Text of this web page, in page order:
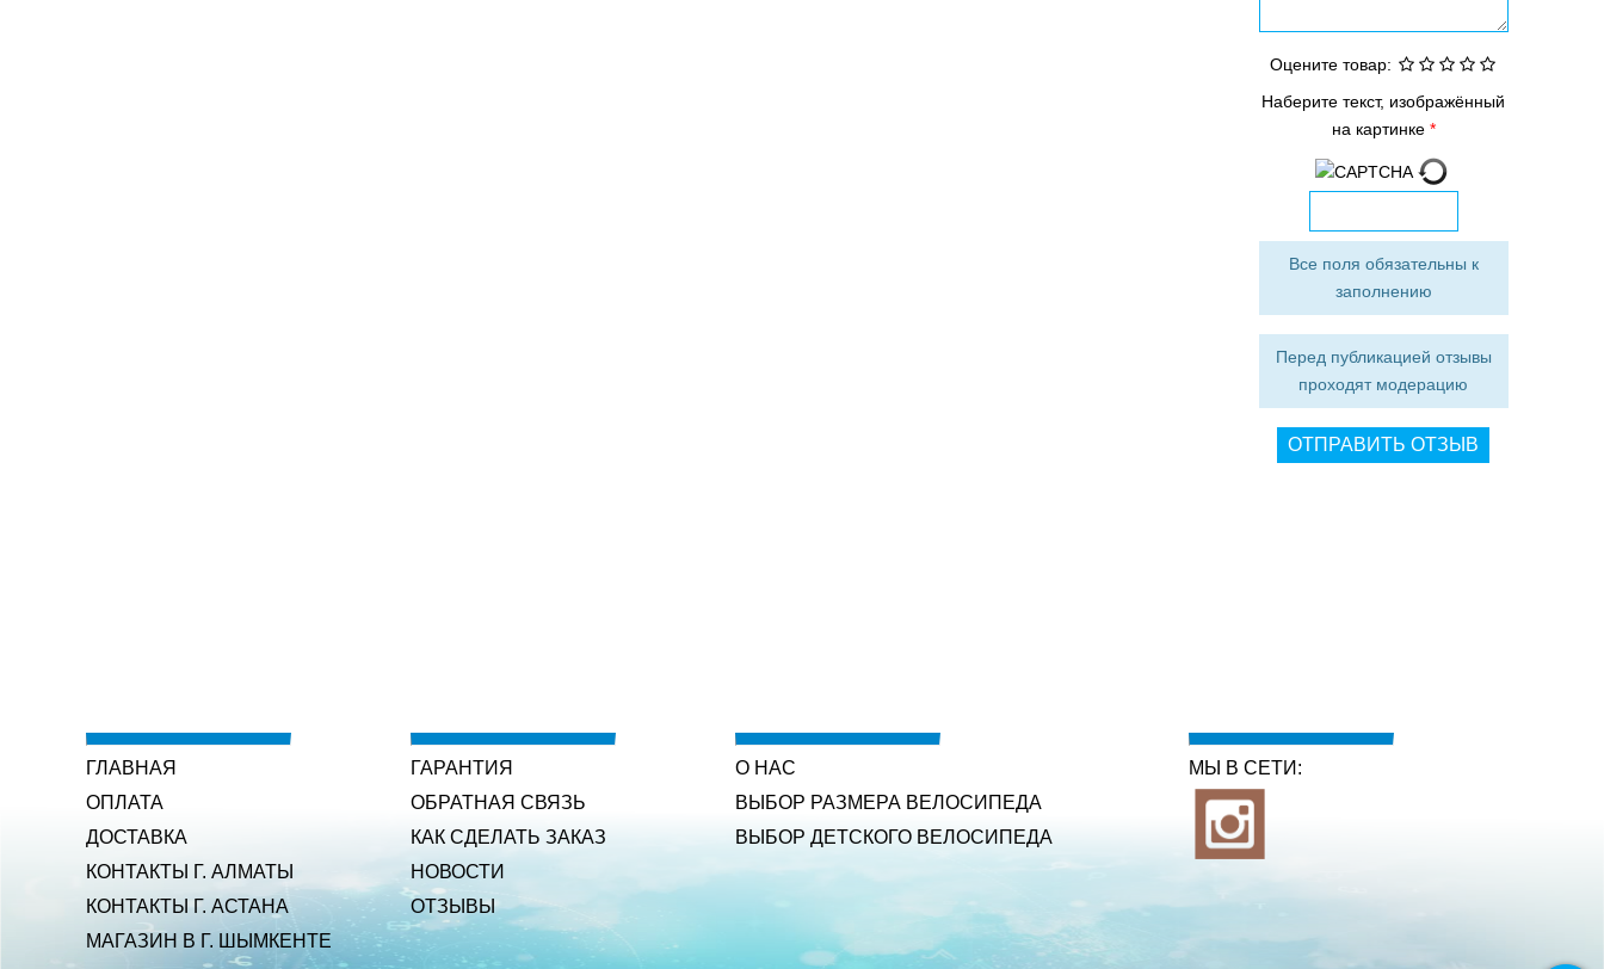
Оцените товар:
Наберите текст, изображённый
на картинке
Все поля обязательны к
заполнению
Перед публикацией отзывы
проходят модерацию
ГЛАВНАЯ
ОПЛАТА
ДОСТАВКА
КОНТАКТЫ Г. АЛМАТЫ
КОНТАКТЫ Г. АСТАНА
МАГАЗИН В Г. ШЫМКЕНТЕ
ГАРАНТИЯ
ОБРАТНАЯ СВЯЗЬ
КАК СДЕЛАТЬ ЗАКАЗ
НОВОСТИ
ОТЗЫВЫ
О НАС
ВЫБОР РАЗМЕРА ВЕЛОСИПЕДА
ВЫБОР ДЕТСКОГО ВЕЛОСИПЕДА
МЫ В СЕТИ: